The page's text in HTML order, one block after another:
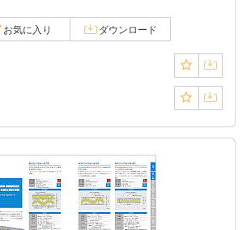
お気に入り ダウンロード